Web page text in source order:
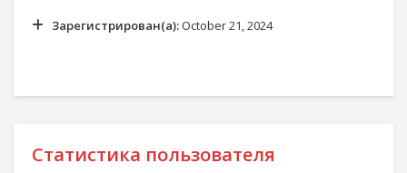
Зарегистрирован(а):October 21, 2024
Статистика пользователя